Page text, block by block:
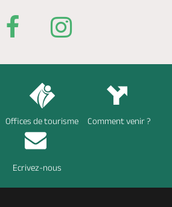
Offices de tourisme Comment venir ?
Ecrivez-nous